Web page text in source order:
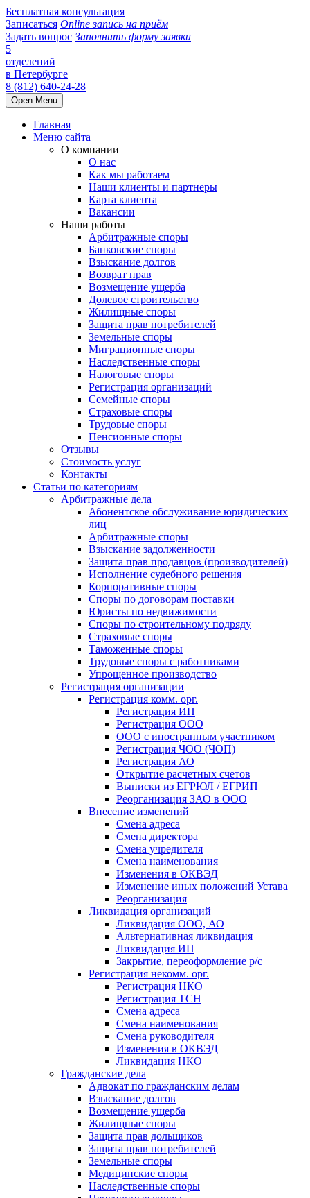
Бесплатная консультация
Записаться Online запись на приём
Задать вопрос Заполнить форму заявки
5
отделений
в Петербурге
8 (812) 640-24-28
Open Menu
Главная
Меню сайта
О компании
О нас
Как мы работаем
Наши клиенты и партнеры
Карта клиента
Вакансии
Наши работы
Арбитражные споры
Банковские споры
Взыскание долгов
Возврат прав
Возмещение ущерба
Долевое строительство
Жилищные споры
Защита прав потребителей
Земельные споры
Миграционные споры
Наследственные споры
Налоговые споры
Регистрация организаций
Семейные споры
Страховые споры
Трудовые споры
Пенсионные споры
Отзывы
Стоимость услуг
Контакты
Статьи по категориям
Арбитражные дела
Абонентское обслуживание юридических
лиц
Арбитражные споры
Взыскание задолженности
Защита прав продавцов (производителей)
Исполнение судебного решения
Корпоративные споры
Споры по договорам поставки
Юристы по недвижимости
Споры по строительному подряду
Страховые споры
Таможенные споры
Трудовые споры с работниками
Упрощенное производство
Регистрация организации
Регистрация комм. орг.
Регистрация ИП
Регистрация ООО
ООО с иностранным участником
Регистрация ЧОО (ЧОП)
Регистрация АО
Открытие расчетных счетов
Выписки из ЕГРЮЛ / ЕГРИП
Реорганизация ЗАО в ООО
Внесение изменений
Смена адреса
Смена директора
Cмена учредителя
Смена наименования
Изменения в ОКВЭД
Изменение иных положений Устава
Реорганизация
Ликвидация организаций
Ликвидация ООО, АО
Альтернативная ликвидация
Ликвидация ИП
Закрытие, переоформление р/с
Регистрация некомм. орг.
Регистрация НКО
Регистрация ТСН
Смена адреса
Смена наименования
Смена руководителя
Изменения в ОКВЭД
Ликвидация НКО
Гражданские дела
Адвокат по гражданским делам
Взыскание долгов
Возмещение ущерба
Жилищные споры
Защита прав дольщиков
Защита прав потребителей
Земельные споры
Медицинские споры
Наследственные споры